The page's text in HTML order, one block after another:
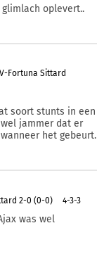
oplevert..
Fortuna Sittard
soort stunts in een
jammer dat er
het gebeurt.
2-0 (0-0) 4-3-3
was wel